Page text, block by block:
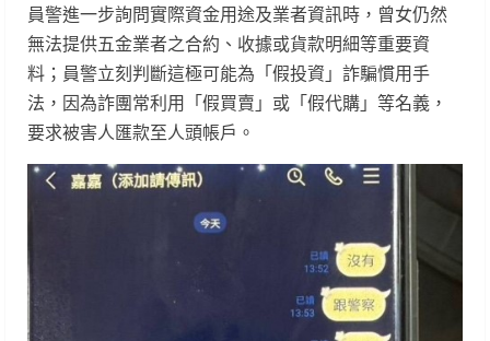
員警進一步詢問實際資金用途及業者資訊時，曾女仍然
無法提供五金業者之合約、收據或貨款明細等重要資
料；員警立刻判斷這極可能為「假投資」詐騙慣用手
法，因為詐團常利用「假買賣」或「假代購」等名義，
要求被害人匯款至人頭帳戶。